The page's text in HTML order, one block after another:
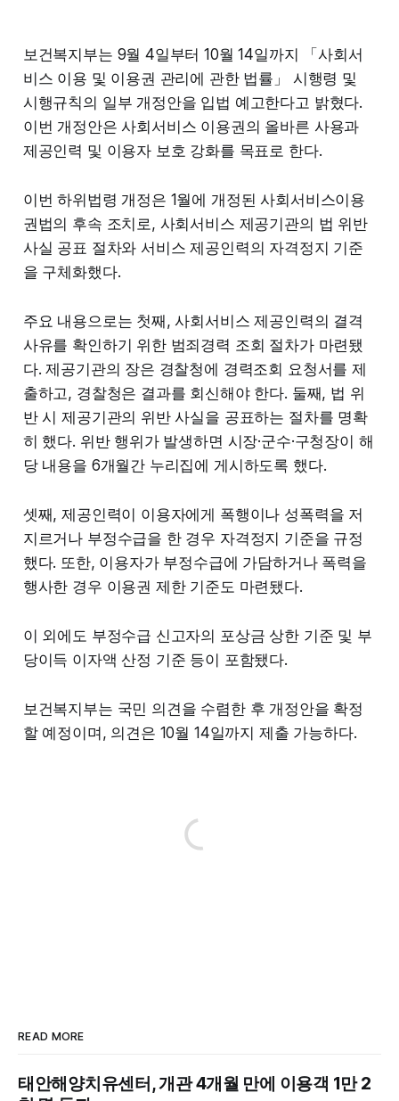
보건복지부는 9월 4일부터 10월 14일까지 「사회서
비스 이용 및 이용권 관리에 관한 법률」 시행령 및
시행규칙의 일부 개정안을 입법 예고한다고 밝혔다.
이번 개정안은 사회서비스 이용권의 올바른 사용과
제공인력 및 이용자 보호 강화를 목표로 한다.
이번 하위법령 개정은 1월에 개정된 사회서비스이용
권법의 후속 조치로, 사회서비스 제공기관의 법 위반
사실 공표 절차와 서비스 제공인력의 자격정지 기준
을 구체화했다.
주요 내용으로는 첫째, 사회서비스 제공인력의 결격
사유를 확인하기 위한 범죄경력 조회 절차가 마련됐
다. 제공기관의 장은 경찰청에 경력조회 요청서를 제
출하고, 경찰청은 결과를 회신해야 한다. 둘째, 법 위
반 시 제공기관의 위반 사실을 공표하는 절차를 명확
히 했다. 위반 행위가 발생하면 시장·군수·구청장이 해
당 내용을 6개월간 누리집에 게시하도록 했다.
셋째, 제공인력이 이용자에게 폭행이나 성폭력을 저
지르거나 부정수급을 한 경우 자격정지 기준을 규정
했다. 또한, 이용자가 부정수급에 가담하거나 폭력을
행사한 경우 이용권 제한 기준도 마련됐다.
이 외에도 부정수급 신고자의 포상금 상한 기준 및 부
당이득 이자액 산정 기준 등이 포함됐다.
보건복지부는 국민 의견을 수렴한 후 개정안을 확정
할 예정이며, 의견은 10월 14일까지 제출 가능하다.
READ MORE
태안해양치유센터, 개관 4개월 만에 이용객 1만 2